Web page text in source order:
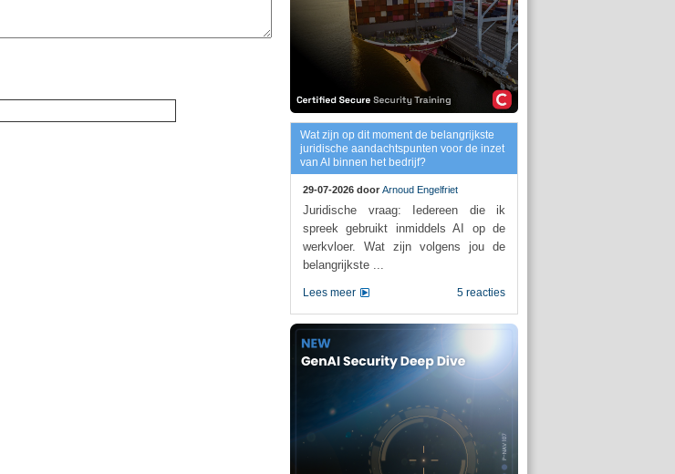
Wat zijn op dit moment de belangrijkste
juridische aandachtspunten voor de inzet
van AI binnen het bedrijf?
29-07-2026 door Arnoud Engelfriet
Juridische vraag: Iedereen die ik
spreek gebruikt inmiddels AI op de
werkvloer. Wat zijn volgens jou de
belangrijkste ...
5 reacties
Lees meer